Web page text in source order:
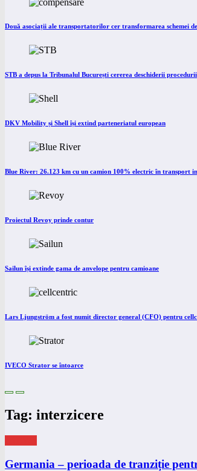
Două asociații ale transportatorilor cer transformarea schemei
STB a depus la Tribunalul București cererea deschiderii
DKV Mobility și Shell își extind parteneriatul european
Blue River: 26.123 km cu un camion 100% electric în transport
Proiectul Revoy prinde contur
Sailun își extinde gama de anvelope pentru camioane
Lars Ljungström a fost numit director general (CFO) pentru
IVECO Strator se întoarce
Tag: interzicere
Germania – perioada de tranziție